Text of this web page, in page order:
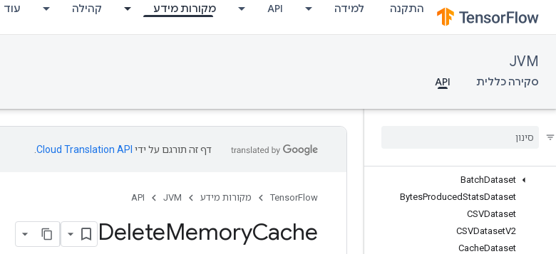
התקנה למידה API מקורות מידע קהילה עוד
JVM
סקירה כללית API
org.tensorflow.op.cluster
org.tensorflow.op.collective
org.tensorflow.op.data
סקירה כללית
AnonymousMemoryCache
BatchDataset
BytesProducedStatsDataset
CSVDataset
CSVDatasetV2
CacheDataset
דף זה תורגם על ידי Cloud Translation API
TensorFlow מקורות מידע JVM
API
DeleteMemoryCache